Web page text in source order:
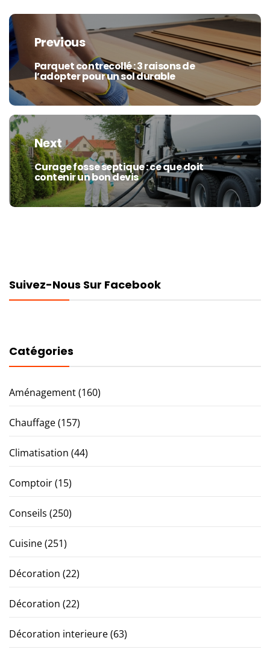
Navigation
de
l’article
Previous
Previous
post:
Parquet contrecollé : 3 raisons de
l’adopter pour un sol durable
Next
Next
post:
Curage fosse septique : ce que doit
contenir un bon devis
Suivez-Nous Sur Facebook
Catégories
Aménagement(160)
Chauffage(157)
Climatisation (44)
Comptoir(15)
Conseils (250)
Cuisine(251)
Décoration (22)
Décoration (22)
Décoration interieure(63)